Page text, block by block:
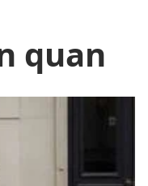
quan